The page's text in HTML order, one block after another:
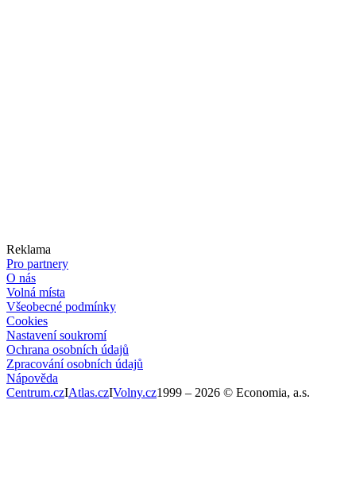
Reklama
Pro partnery
O nás
Volná místa
Všeobecné podmínky
Cookies
Nastavení soukromí
Ochrana osobních údajů
Zpracování osobních údajů
Nápověda
Centrum.czIAtlas.czIVolny.cz1999 – 2026 © Economia, a.s.